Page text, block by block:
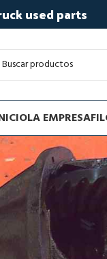
used parts
LA EMPRESA